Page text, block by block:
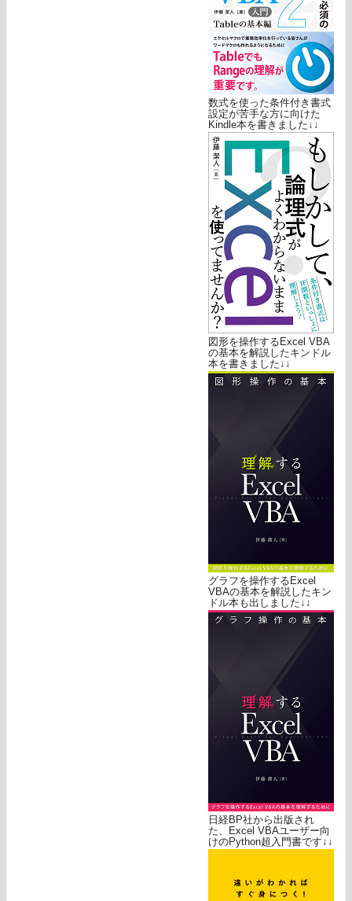
数式を使った条件付き書式
設定が苦手な方に向けた
Kindle本を書きました↓↓
図形を操作するExcel VBA
の基本を解説したキンドル
本を書きました↓↓
グラフを操作するExcel
VBAの基本を解説したキン
ドル本も出しました↓↓
日経BP社から出版され
た、Excel VBAユーザー向
けのPython超入門書です↓↓